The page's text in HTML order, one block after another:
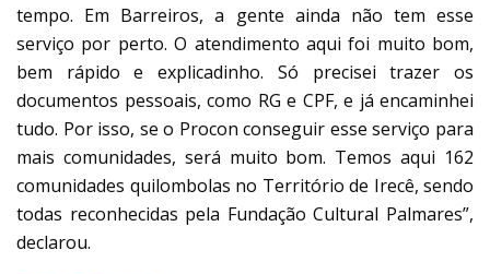
tempo. Em Barreiros, a gente ainda não tem esse
serviço por perto. O atendimento aqui foi muito bom,
bem rápido e explicadinho. Só precisei trazer os
documentos pessoais, como RG e CPF, e já encaminhei
tudo. Por isso, se o Procon conseguir esse serviço para
mais comunidades, será muito bom. Temos aqui 162
comunidades quilombolas no Território de Irecê, sendo
todas reconhecidas pela Fundação Cultural Palmares”,
declarou.